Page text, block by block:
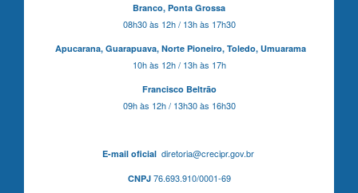
Branco, Ponta Grossa
08h30 às 12h / 13h às 17h30
Apucarana, Guarapuava, Norte Pioneiro, Toledo, Umuarama
10h às 12h / 13h às 17h
Francisco Beltrão
09h às 12h / 13h30 às 16h30
E-mail oficialdiretoria@crecipr.gov.br
CNPJ76.693.910/0001-69